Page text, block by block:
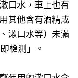
口水，車上也有
其他含有酒精成
漱口水等）未滿
檢測」。